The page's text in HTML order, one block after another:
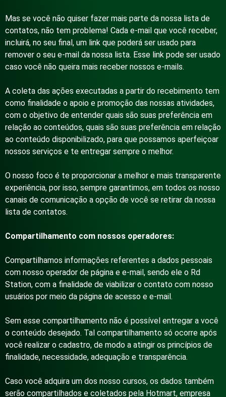
Mas se você não quiser fazer mais parte da nossa lista de
contatos, não tem problema! Cada e-mail que você receber,
incluirá, no seu final, um link que poderá ser usado para
remover o seu e-mail da nossa lista. Esse link pode ser usado
caso você não queira mais receber nossos e-mails.
A coleta das ações executadas a partir do recebimento tem
como finalidade o apoio e promoção das nossas atividades,
com o objetivo de entender quais são suas preferência em
relação ao conteúdos, quais são suas preferência em relação
ao conteúdo disponibilizado, para que possamos aperfeiçoar
nossos serviços e te entregar sempre o melhor.
O nosso foco é te proporcionar a melhor e mais transparente
experiência, por isso, sempre garantimos, em todos os nosso
canais de comunicação a opção de você se retirar da nossa
lista de contatos.
Compartilhamento com nossos operadores:
Compartilhamos informações referentes a dados pessoais
com nosso operador de página e e-mail, sendo ele o Rd
Station, com a finalidade de viabilizar o contato com nosso
usuários por meio da página de acesso e e-mail.
Sem esse compartilhamento não é possível entregar a você
o conteúdo desejado. Tal compartilhamento só ocorre após
você realizar o cadastro, de modo a atingir os princípios de
finalidade, necessidade, adequação e transparência.
Caso você adquira um dos nosso cursos, os dados também
serão compartilhados e coletados pela Hotmart, empresa